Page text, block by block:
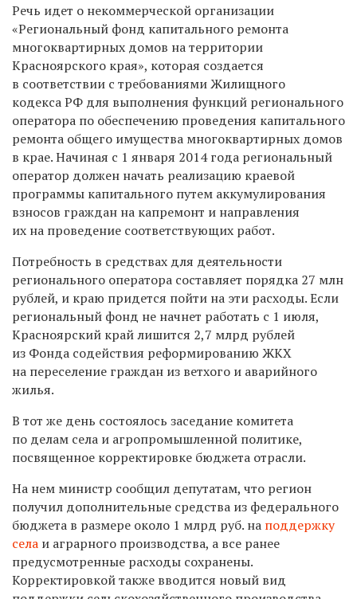
Речь идет о некоммерческой организации
«Региональный фонд капитального ремонта
многоквартирных домов на территории
Красноярского края», которая создается
в соответствии с требованиями Жилищного
кодекса РФ для выполнения функций регионального
оператора по обеспечению проведения капитального
ремонта общего имущества многоквартирных домов
в крае. Начиная с 1 января 2014 года региональный
оператор должен начать реализацию краевой
программы капитального путем аккумулирования
взносов граждан на капремонт и направления
их на проведение соответствующих работ.
Потребность в средствах для деятельности
регионального оператора составляет порядка 27 млн
рублей, и краю придется пойти на эти расходы. Если
региональный фонд не начнет работать с 1 июля,
Красноярский край лишится 2,7 млрд рублей
из Фонда содействия реформированию ЖКХ
на переселение граждан из ветхого и аварийного
жилья.
В тот же день состоялось заседание комитета
по делам села и агропромышленной политике,
посвященное корректировке бюджета отрасли.
На нем министр сообщил депутатам, что регион
получил дополнительные средства из федерального
бюджета в размере около 1 млрд руб. на поддержку
села и аграрного производства, а все ранее
предусмотренные расходы сохранены.
Корректировкой также вводится новый вид